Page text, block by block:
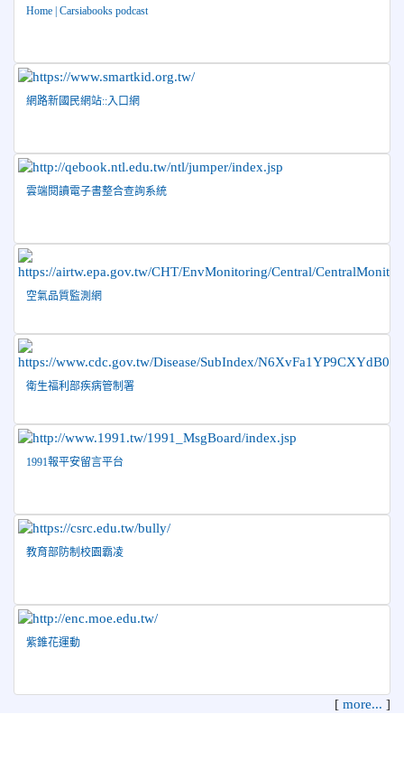
2026-06-09
榮譽
賀 本校籃球隊參加 2026花蓮縣第46屆假
日盃籃球賽 榮獲季軍！
齡游泳錦標賽榮獲佳績！
2026-06-02
賀 本校跆拳道隊參加 115年花蓮縣「縣
2026-05-03
榮譽
賀! 本校參加全縣低年級英語口說比賽-
Show and Tell榮獲佳績
2026-04-30 國稅局「114年度綜合所得稅結算申報」宣導內
2026-04-27
賀 本校籃球隊參加115年花蓮縣縣長盃籃
球錦標賽 榮獲亞軍！
2026-04-09
公告
2026-04-08
榮譽 115年PaGamO寒假作業獲獎名單
Home | Carsiabooks podcast
網路新國民網站::入口網
雲端閱讀電子書整合查詢系統
空氣品質監測網
衛生福利部疾病管制署
1991報平安留言平台
教育部防制校園霸凌
紫錐花運動
[ more... ]